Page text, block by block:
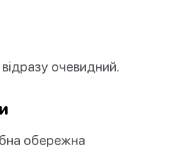
очевидний.
обережна